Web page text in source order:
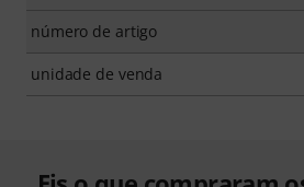
número de artigo
unidade de venda